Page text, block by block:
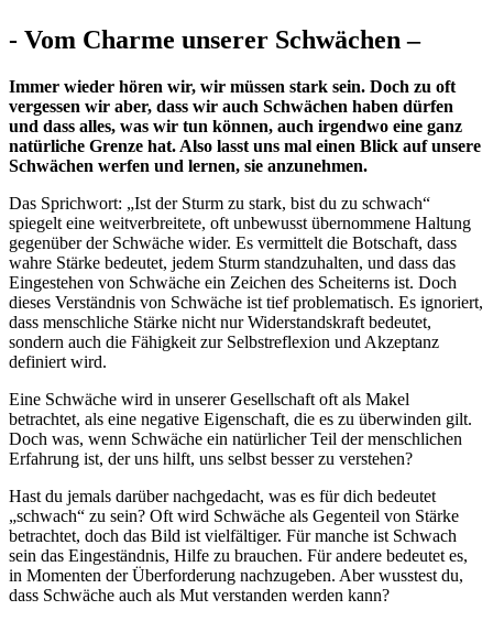
- Vom Charme unserer Schwächen –
Immer wieder hören wir, wir müssen stark sein. Doch zu oft
vergessen wir aber, dass wir auch Schwächen haben dürfen
und dass alles, was wir tun können, auch irgendwo eine ganz
natürliche Grenze hat. Also lasst uns mal einen Blick auf unsere
Schwächen werfen und lernen, sie anzunehmen.
Das Sprichwort: „Ist der Sturm zu stark, bist du zu schwach“
spiegelt eine weitverbreitete, oft unbewusst übernommene Haltung
gegenüber der Schwäche wider. Es vermittelt die Botschaft, dass
wahre Stärke bedeutet, jedem Sturm standzuhalten, und dass das
Eingestehen von Schwäche ein Zeichen des Scheiterns ist. Doch
dieses Verständnis von Schwäche ist tief problematisch. Es ignoriert,
dass menschliche Stärke nicht nur Widerstandskraft bedeutet,
sondern auch die Fähigkeit zur Selbstreflexion und Akzeptanz
definiert wird.
Eine Schwäche wird in unserer Gesellschaft oft als Makel
betrachtet, als eine negative Eigenschaft, die es zu überwinden gilt.
Doch was, wenn Schwäche ein natürlicher Teil der menschlichen
Erfahrung ist, der uns hilft, uns selbst besser zu verstehen?
Hast du jemals darüber nachgedacht, was es für dich bedeutet
„schwach“ zu sein? Oft wird Schwäche als Gegenteil von Stärke
betrachtet, doch das Bild ist vielfältiger. Für manche ist Schwach
sein das Eingeständnis, Hilfe zu brauchen. Für andere bedeutet es,
in Momenten der Überforderung nachzugeben. Aber wusstest du,
dass Schwäche auch als Mut verstanden werden kann?